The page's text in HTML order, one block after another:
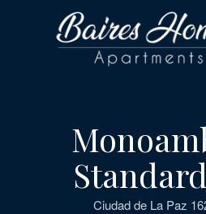
Ciudad de La Paz